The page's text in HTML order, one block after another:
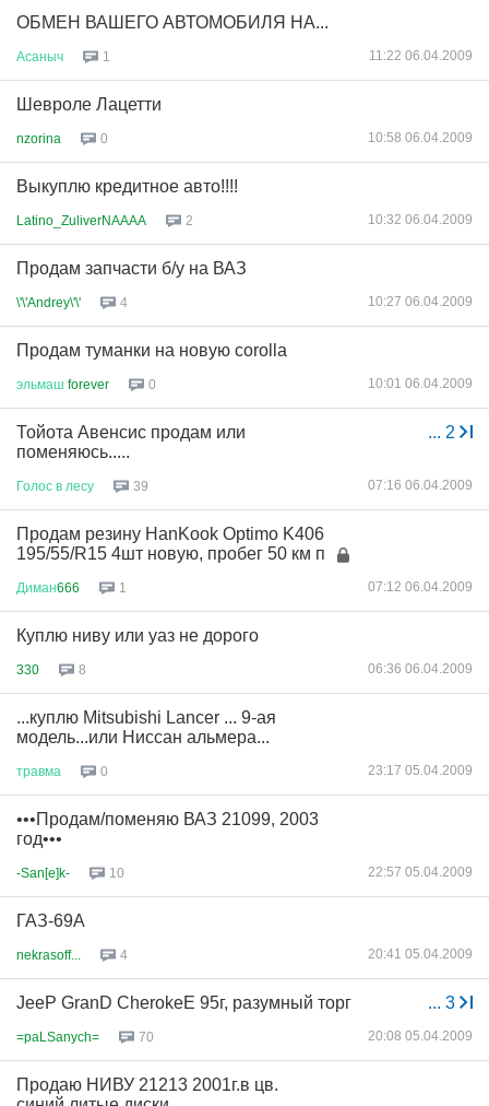
ОБМЕН ВАШЕГО АВТОМОБИЛЯ НА...
Асаныч 1 11:22 06.04.2009
Шевроле Лацетти
nzorina 0 10:58 06.04.2009
Выкуплю кредитное авто!!!!
Latino_ZuliverNAAAA 2 10:32 06.04.2009
Продам запчасти б/у на ВАЗ
\'\'Andrey\'\' 4 10:27 06.04.2009
Продам туманки на новую corolla
эльмаш forever 0 10:01 06.04.2009
... 2
Тойота Авенсис продам или
поменяюсь.....
Голос в лесу 39 07:16 06.04.2009
Продам резину HanKook Optimo K406
195/55/R15 4шт новую, пробег 50 км п
Диман666 1 07:12 06.04.2009
Куплю ниву или уаз не дорого
330 8 06:36 06.04.2009
...куплю Mitsubishi Lancer ... 9-ая
модель...или Ниссан альмера...
травма 0 23:17 05.04.2009
•••Продам/поменяю ВАЗ 21099, 2003
год•••
-San[e]k- 10 22:57 05.04.2009
ГАЗ-69А
nekrasoff... 4 20:41 05.04.2009
... 3
JeeP GranD CherokeЕ 95г, разумный торг
=paLSanych= 70 20:08 05.04.2009
Продаю НИВУ 21213 2001г.в цв.